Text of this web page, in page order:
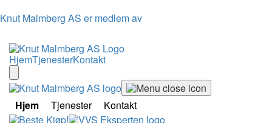
Knut Malmberg AS er medlem av
HjemTjenesterKontakt
Hjem Tjenester
Kontakt